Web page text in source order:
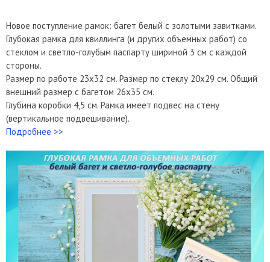
Новое поступление рамок: багет белый с золотыми завитками.
Глубокая рамка для квиллинга (и других объемных работ) со
стеклом и светло-голубым паспарту шириной 3 см с каждой
стороны.
Размер по работе 23х32 см. Размер по стеклу 20х29 см. Общий
внешний размер с багетом 26х35 см.
Глубина коробки 4,5 см. Рамка имеет подвес на стену
(вертикальное подвешивание).
Подробнее >>